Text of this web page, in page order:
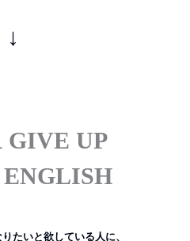
↓
GIVE UP
たいと欲している人に、